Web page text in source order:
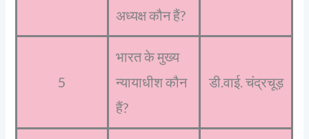
अध्यक्ष कौन हैं?
5
भारत के मुख्य
न्यायाधीश कौन
हैं?
डी.वाई. चंद्रचूड़